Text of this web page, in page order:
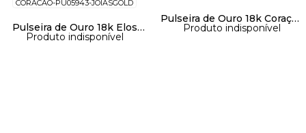
Pulseira de Ouro 18k Elos
com Pingentes
Produto indisponível
Pulseira de Ouro 18k Coração
Vazado Portuguesa 19cm
Produto indisponível